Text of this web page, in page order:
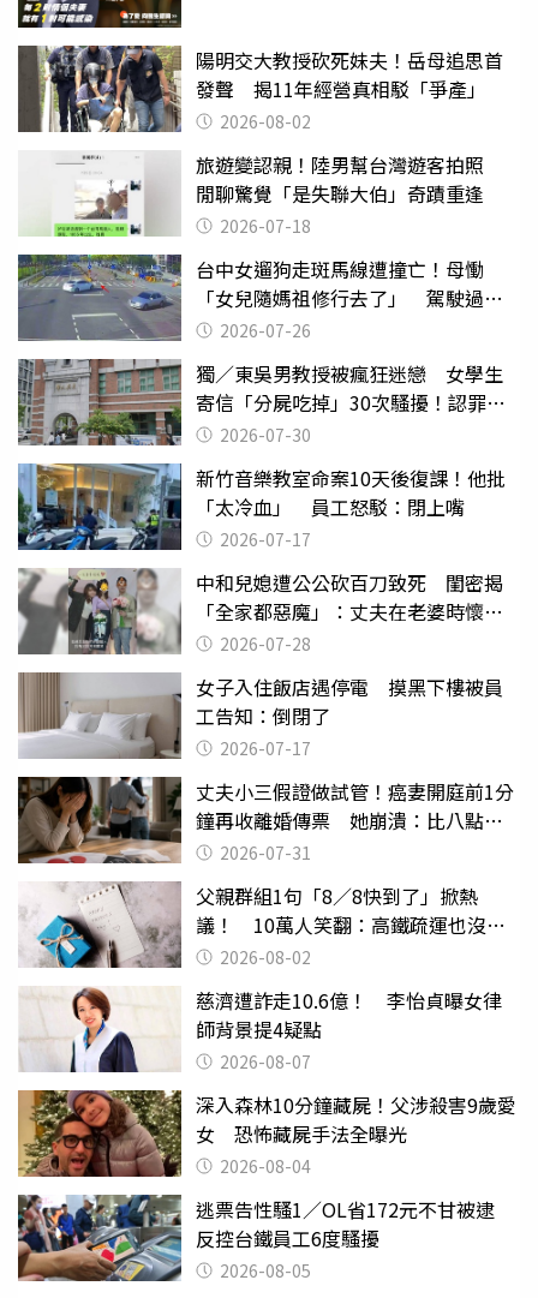
陽明交大教授砍死妹夫！岳母追思首
發聲 揭11年經營真相駁「爭產」
2026-08-02
旅遊變認親！陸男幫台灣遊客拍照
閒聊驚覺「是失聯大伯」奇蹟重逢
2026-07-18
台中女遛狗走斑馬線遭撞亡！母慟
「女兒隨媽祖修行去了」 駕駛過失
致死判9月
2026-07-26
獨／東吳男教授被瘋狂迷戀 女學生
寄信「分屍吃掉」30次騷擾！認罪免
關 2026-07-30
新竹音樂教室命案10天後復課！他批
「太冷血」 員工怒駁：閉上嘴
2026-07-17
中和兒媳遭公公砍百刀致死 閨密揭
「全家都惡魔」：丈夫在老婆時懷孕
摔東西
2026-07-28
女子入住飯店遇停電 摸黑下樓被員
工告知：倒閉了
2026-07-17
丈夫小三假證做試管！癌妻開庭前1分
鐘再收離婚傳票 她崩潰：比八點檔
還扯2026-07-31
父親群組1句「8／8快到了」掀熱
議！ 10萬人笑翻：高鐵疏運也沒列
父親節
2026-08-02
慈濟遭詐走10.6億！ 李怡貞曝女律
師背景提4疑點
2026-08-07
深入森林10分鐘藏屍！父涉殺害9歲愛
女 恐怖藏屍手法全曝光
2026-08-04
逃票告性騷1／OL省172元不甘被逮
反控台鐵員工6度騷擾
2026-08-05